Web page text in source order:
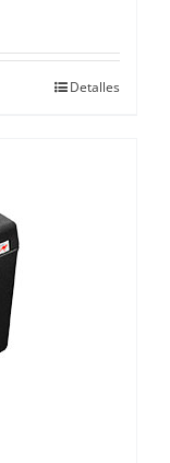
Detalles